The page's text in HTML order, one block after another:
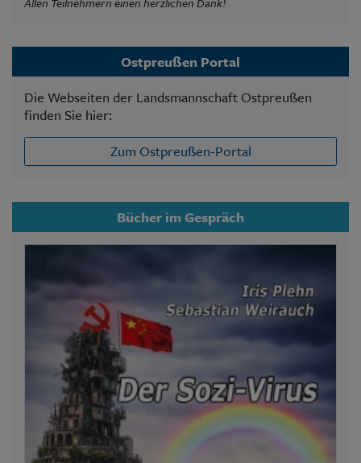
Ostpreußen Portal
Die Webseiten der Landsmannschaft Ostpreußen
finden Sie hier:
Zum Ostpreußen-Portal
Bücher im Gespräch